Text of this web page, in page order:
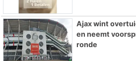
Ajax wint
en neemt
ronde